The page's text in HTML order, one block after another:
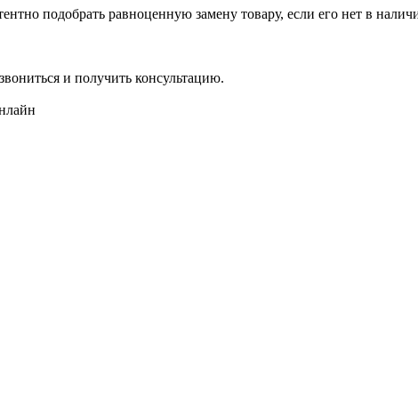
подобрать равноценную замену товару, если его нет в
и получить консультацию.